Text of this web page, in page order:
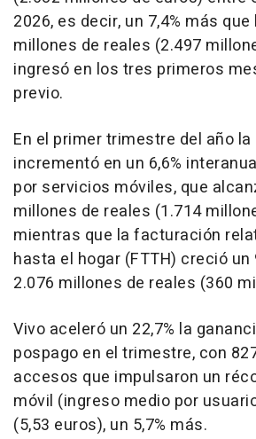
2026, es decir, un 7,4% más
millones de reales (2.497
ingresó en los tres primeros
previo.
En el primer trimestre del año
incrementó en un 6,6%
por servicios móviles, que
millones de reales (1.714
mientras que la facturación
hasta el hogar (FTTH) creció un
2.076 millones de reales (360
Vivo aceleró un 22,7% la
pospago en el trimestre, con
accesos que impulsaron un
móvil (ingreso medio por
(5,53 euros), un 5,7% más.